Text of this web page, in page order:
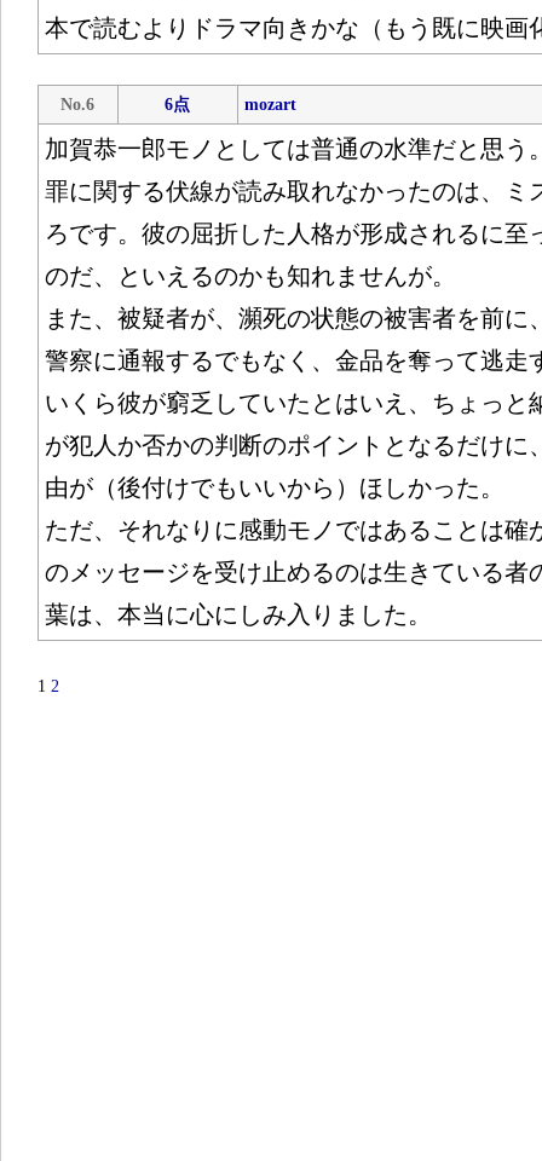
本で読むよりドラマ向きかな（もう既に映画
No.6 6点 mozart
加賀恭一郎モノとしては普通の水準だと思う
罪に関する伏線が読み取れなかったのは、ミ
ろです。彼の屈折した人格が形成されるに至
のだ、といえるのかも知れませんが。
また、被疑者が、瀕死の状態の被害者を前に
警察に通報するでもなく、金品を奪って逃走
いくら彼が窮乏していたとはいえ、ちょっと
が犯人か否かの判断のポイントとなるだけに
由が（後付けでもいいから）ほしかった。
ただ、それなりに感動モノではあることは確
のメッセージを受け止めるのは生きている者
葉は、本当に心にしみ入りました。
1 2